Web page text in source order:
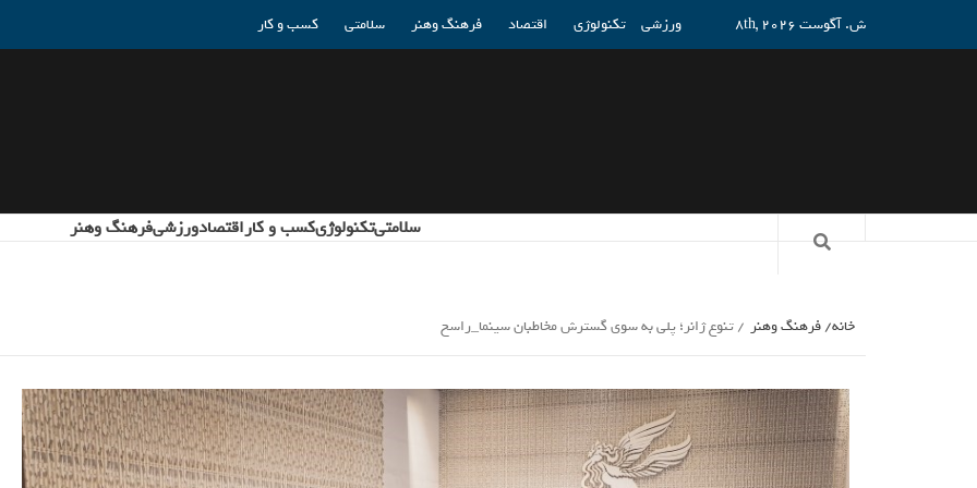
ش. آگوست 8th, 2026 ورزشی تکنولوژی اقتصاد فرهنگ وهنر سلامتی کسب و کار
سلامتیتکنولوژیکسب و کاراقتصادورزشیفرهنگ وهنر
خانه فرهنگ وهنر تنوع ژانر؛ پلی به سوی گسترش مخاطبان سینما_راسخ